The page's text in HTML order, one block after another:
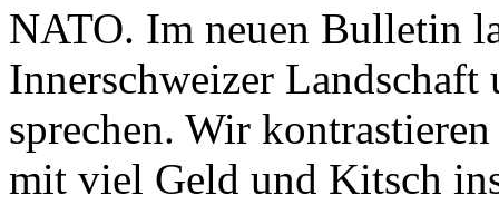
NATO. Im neuen Bulletin
Innerschweizer
sprechen. Wir
mit viel Geld und Kitsch